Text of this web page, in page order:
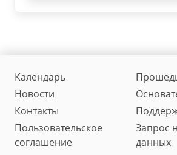
Календарь
Новости
Контакты
Пользовательское
соглашение
Запрос
данных